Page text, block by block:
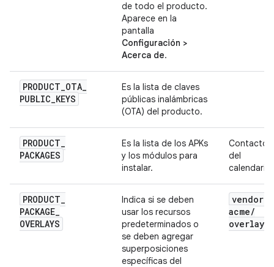
de todo el producto.
Aparece en la
pantalla
Configuración >
Acerca de.
PRODUCT_OTA_
PUBLIC_KEYS
Es la lista de claves
públicas inalámbricas
(OTA) del producto.
PRODUCT_
PACKAGES
Es la lista de los APKs
y los módulos para
instalar.
Contactos
del
calendario
PRODUCT_
PACKAGE_
OVERLAYS
Indica si se deben
usar los recursos
predeterminados o
se deben agregar
superposiciones
específicas del
vendor
acme/
overlay